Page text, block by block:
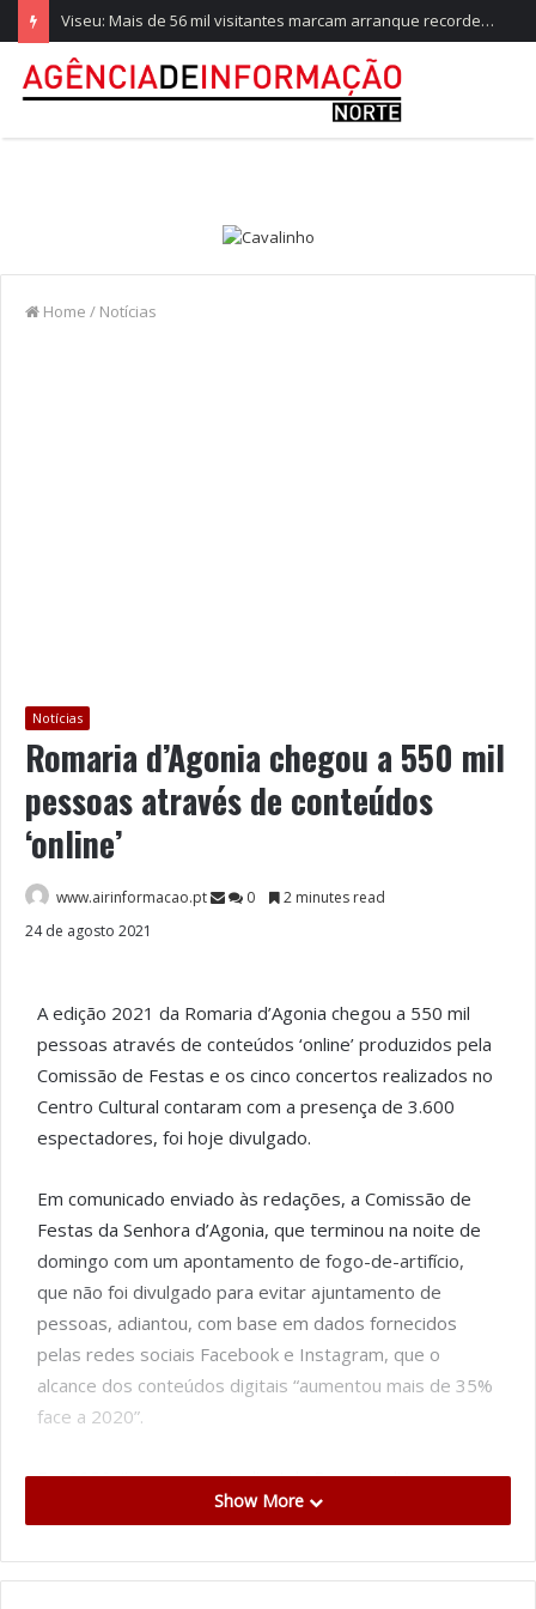
Viseu: Mais de 56 mil visitantes marcam arranque recorde da Feira de São Mateus
Home / Notícias
Notícias
Romaria d’Agonia chegou a 550 mil
pessoas através de conteúdos
‘online’
www.airinformacao.pt 0
2 minutes read
24 de agosto 2021
A edição 2021 da Romaria d’Agonia chegou a 550 mil
pessoas através de conteúdos ‘online’ produzidos pela
Comissão de Festas e os cinco concertos realizados no
Centro Cultural contaram com a presença de 3.600
espectadores, foi hoje divulgado.
Em comunicado enviado às redações, a Comissão de
Festas da Senhora d’Agonia, que terminou na noite de
domingo com um apontamento de fogo-de-artifício,
que não foi divulgado para evitar ajuntamento de
pessoas, adiantou, com base em dados fornecidos
pelas redes sociais Facebook e Instagram, que o
alcance dos conteúdos digitais “aumentou mais de 35%
face a 2020”.
Em 2020, “o programa ‘online’ da Romaria d’Agonia,
através das redes sociais, “com a transmissão de
Show More